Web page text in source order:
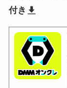
付き